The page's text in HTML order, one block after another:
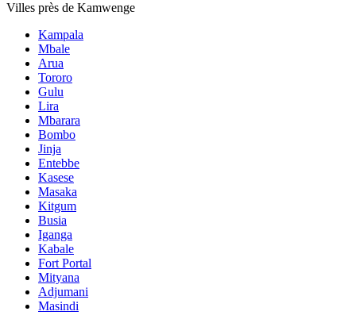
Villes près de Kamwenge
Kampala
Mbale
Arua
Tororo
Gulu
Lira
Mbarara
Bombo
Jinja
Entebbe
Kasese
Masaka
Kitgum
Busia
Iganga
Kabale
Fort Portal
Mityana
Adjumani
Masindi